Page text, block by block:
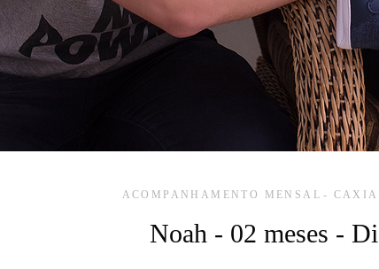
ACOMPANHAMENTO MENSAL
Noah - 02 meses -